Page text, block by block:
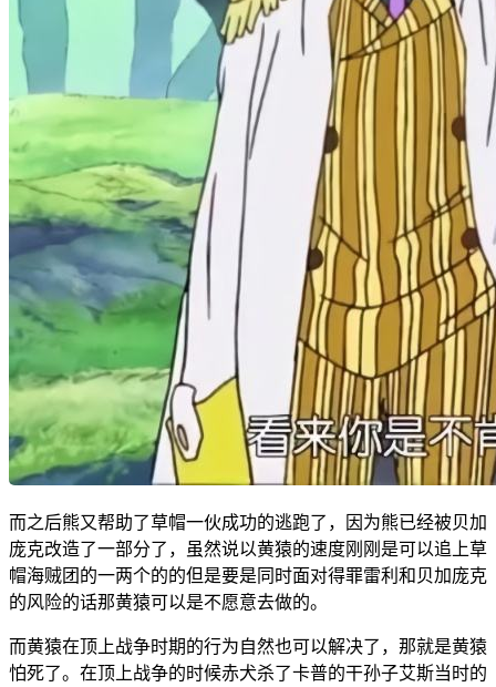
而之后熊又帮助了草帽一伙成功的逃跑了，因为熊已经被贝加
庞克改造了一部分了，虽然说以黄猿的速度刚刚是可以追上草
帽海贼团的一两个的的但是要是同时面对得罪雷利和贝加庞克
的风险的话那黄猿可以是不愿意去做的。
而黄猿在顶上战争时期的行为自然也可以解决了，那就是黄猿
怕死了。在顶上战争的时候赤犬杀了卡普的干孙子艾斯当时的